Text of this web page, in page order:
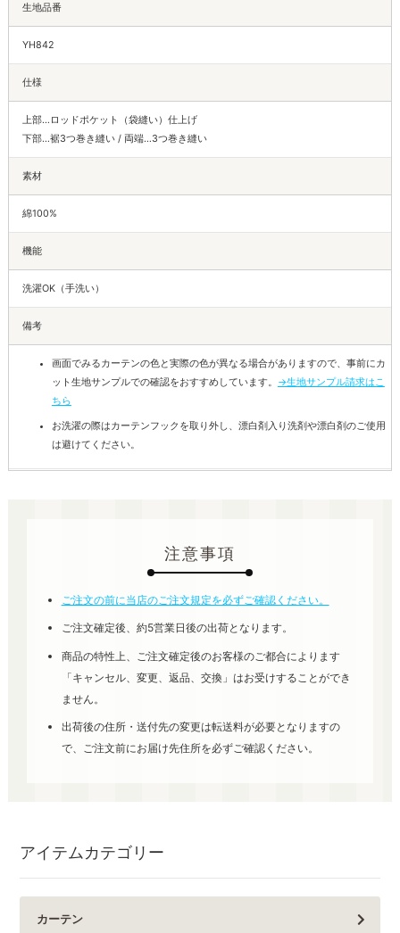
生地品番
YH842
仕様
上部…ロッドポケット（袋縫い）仕上げ
下部…裾3つ巻き縫い / 両端…3つ巻き縫い
素材
綿100%
機能
洗濯OK（手洗い）
備考
画面でみるカーテンの色と実際の色が異なる場合がありますので、事前にカ
ット生地サンプルでの確認をおすすめしています。 →生地サンプル請求はこ
ちら
お洗濯の際はカーテンフックを取り外し、漂白剤入り洗剤や漂白剤のご使用
は避けてください。
注意事項
ご注文の前に当店のご注文規定を必ずご確認ください。
ご注文確定後、約5営業日後の出荷となります。
商品の特性上、ご注文確定後のお客様のご都合によります
「キャンセル、変更、返品、交換」はお受けすることができ
ません。
出荷後の住所・送付先の変更は転送料が必要となりますの
で、ご注文前にお届け先住所を必ずご確認ください。
アイテムカテゴリー
カーテン